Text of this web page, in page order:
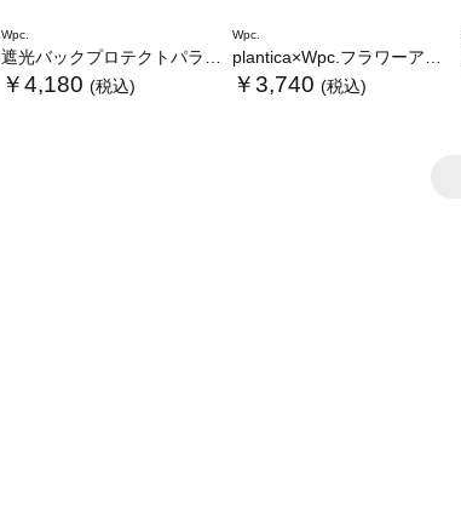
Wpc.
遮光バックプロテクトパラソル tiny
￥4,180 (税込)
Wpc.
plantica×Wpc.フラワーアンブレラプラスティックmini
￥3,740 (税込)